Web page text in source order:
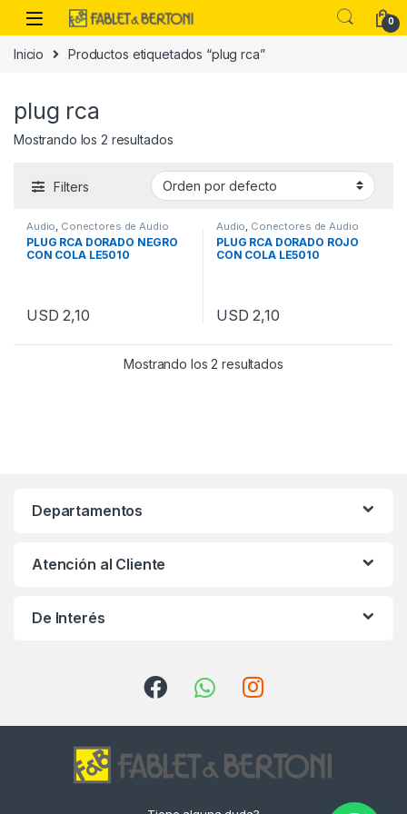
Skip to navigation
Skip to content
0
Inicio Productos etiquetados “plug rca”
plug rca
Mostrando los 2 resultados
Filters
Audio Conectores de Audio
PLUG RCA DORADO NEGRO
CON COLA LE5010
USD 2,10
Audio Conectores de Audio
PLUG RCA DORADO ROJO
CON COLA LE5010
USD 2,10
Mostrando los 2 resultados
Departamentos
Atención al Cliente
De Interés